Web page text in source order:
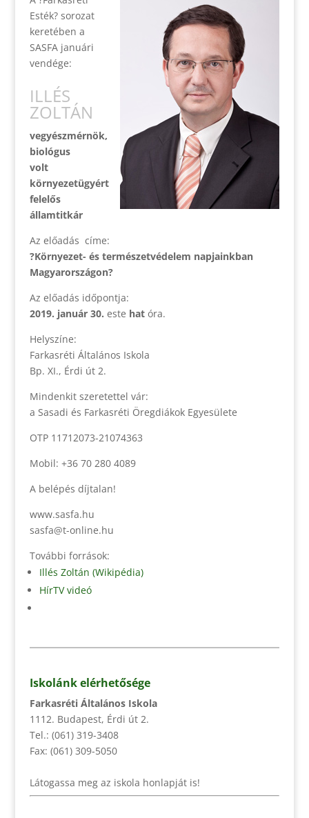
Esték? sorozat
keretében a
SASFA januári
vendége:
ILLÉS
ZOLTÁN
vegyészmérnök,
biológus
volt
környezetügyért
felelős
államtitkár
Az előadás címe:
?Környezet- és természetvédelem napjainkban
Magyarországon?
Az előadás időpontja:
2019. január 30. este hat óra.
Helyszíne:
Farkasréti Általános Iskola
Bp. XI., Érdi út 2.
Mindenkit szeretettel vár:
a Sasadi és Farkasréti Öregdiákok Egyesülete
OTP 11712073-21074363
Mobil: +36 70 280 4089
A belépés díjtalan!
www.sasfa.hu
sasfa@t-online.hu
További források:
Illés Zoltán (Wikipédia)
HírTV videó
Iskolánk elérhetősége
Farkasréti Általános Iskola
1112. Budapest, Érdi út 2.
Tel.: (061) 319-3408
Fax: (061) 309-5050
Látogassa meg az iskola honlapját is!